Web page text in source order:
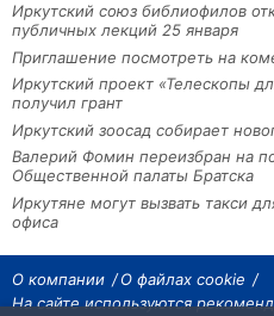
Иркутский союз библиофилов
публичных лекций 25 января
Приглашение посмотреть на
Иркутский проект «Телескопы
получил грант
Иркутский зоосад собирает
Валерий Фомин переизбран на
Общественной палаты Братска
Иркутяне могут вызвать такси
офиса
О компании
О файлах cookie
На сайте используются